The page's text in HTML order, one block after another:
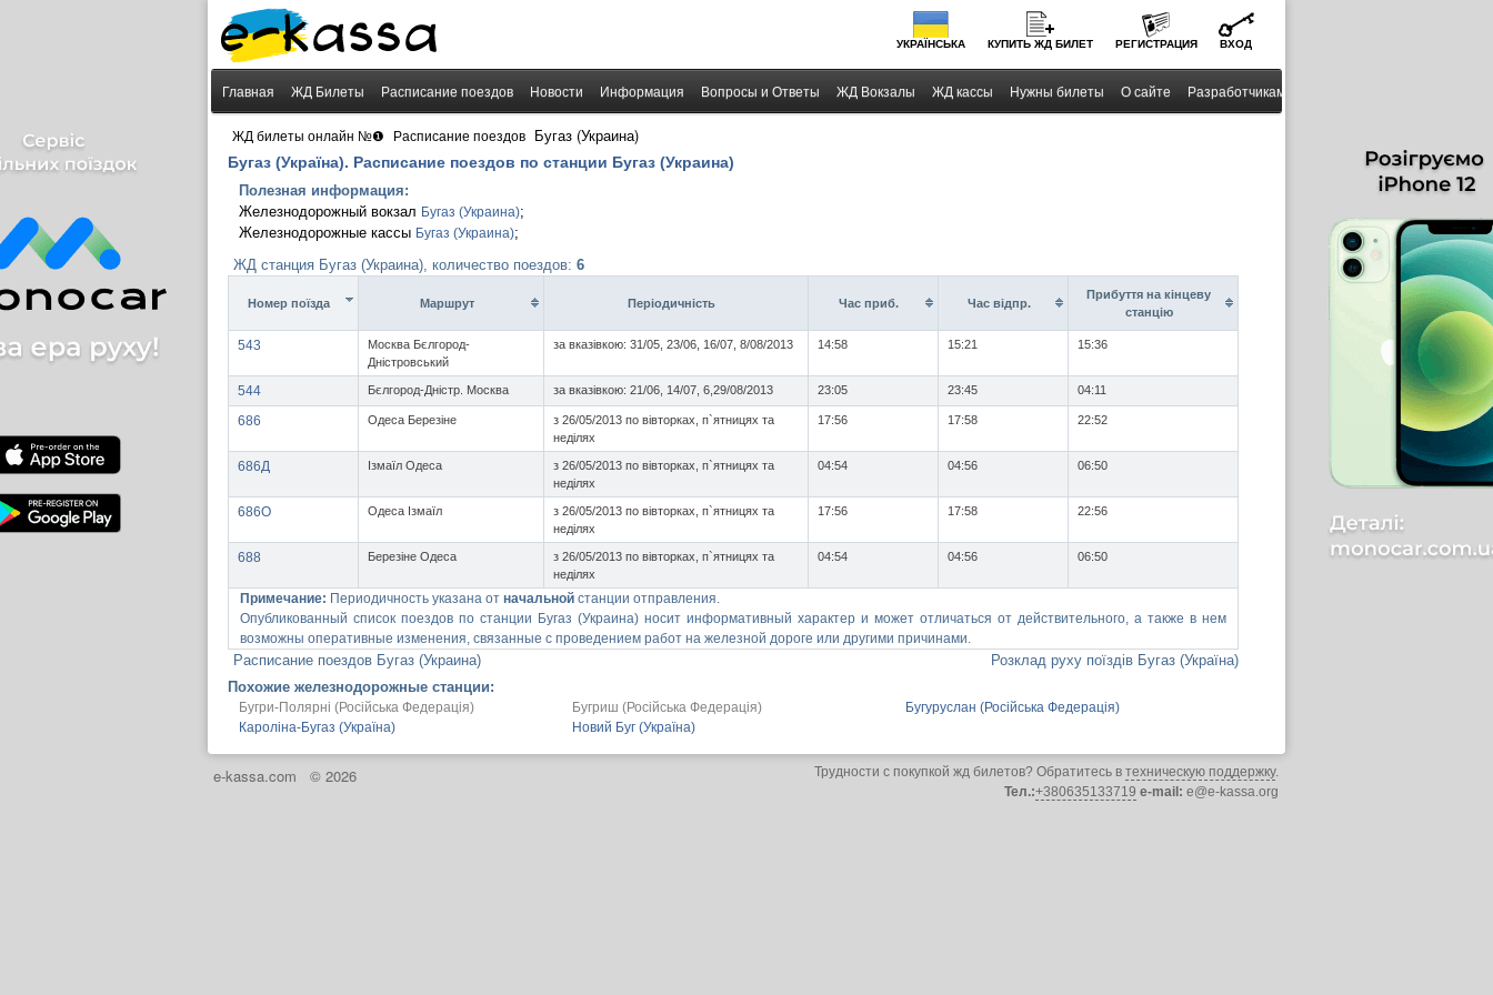
УКРАЇНСЬКА КУПИТЬ ЖД БИЛЕТ РЕГИСТРАЦИЯ ВХОД
Главная ЖД Билеты Расписание поездов Новости Информация Вопросы и Ответы ЖД Вокзалы ЖД кассы Нужны билеты О сайте Разработчикам
ЖД билеты онлайн №❶ Расписание поездов Бугаз (Украина)
Бугаз (Україна). Расписание поездов по станции Бугаз (Украина)
Полезная информация:
Железнодорожный вокзал Бугаз (Украина);
Железнодорожные кассы Бугаз (Украина);
ЖД станция Бугаз (Украина), количество поездов: 6
Номер поїзда Маршрут Перiодичнiсть Час приб. Час вiдпр.
Прибуття на кінцеву
станцію
543
Москва Бєлгород-
Дністровський
за вказівкою: 31/05, 23/06, 16/07, 8/08/2013 14:58 15:21 15:36
544 Бєлгород-Дністр. Москва за вказівкою: 21/06, 14/07, 6,29/08/2013 23:05 23:45 04:11
686 Одеса Березіне
з 26/05/2013 по вівторках, п`ятницях та
неділях
17:56 17:58 22:52
686Д Ізмаїл Одеса
з 26/05/2013 по вівторках, п`ятницях та
неділях
04:54 04:56 06:50
686О Одеса Ізмаїл
з 26/05/2013 по вівторках, п`ятницях та
неділях
17:56 17:58 22:56
688 Березіне Одеса
з 26/05/2013 по вівторках, п`ятницях та
неділях
04:54 04:56 06:50
Примечание: Периодичность указана от начальной станции отправления.
Опубликованный список поездов по станции Бугаз (Украина) носит информативный характер и может отличаться от действительного, а также в нем
возможны оперативные изменения, связанные с проведением работ на железной дороге или другими причинами.
Расписание поездов Бугаз (Украина)
Розклад руху поїздів Бугаз (Україна)
Похожие железнодорожные станции:
Бугри-Полярні (Російська Федерація) Бугриш (Російська Федерація)
Бугуруслан (Російська Федерація)
Кароліна-Бугаз (Україна)
Новий Буг (Україна)
e-kassa.com © 2026 Трудности с покупкой жд билетов? Обратитесь в техническую поддержку.
Тел.:+380635133719 e-mail: e@e-kassa.org